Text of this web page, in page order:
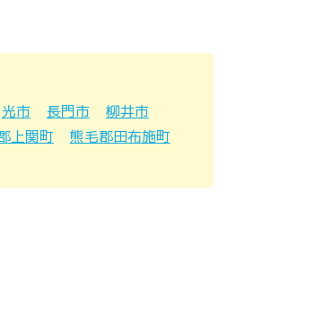
光市 長門市
柳井市
上関町
熊毛郡田布施町